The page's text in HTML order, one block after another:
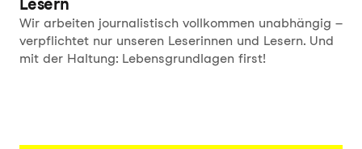
Wir arbeiten journalistisch vollkommen unabhängig –
verpflichtet nur unseren Leserinnen und Lesern. Und
mit der Haltung: Lebensgrundlagen first!